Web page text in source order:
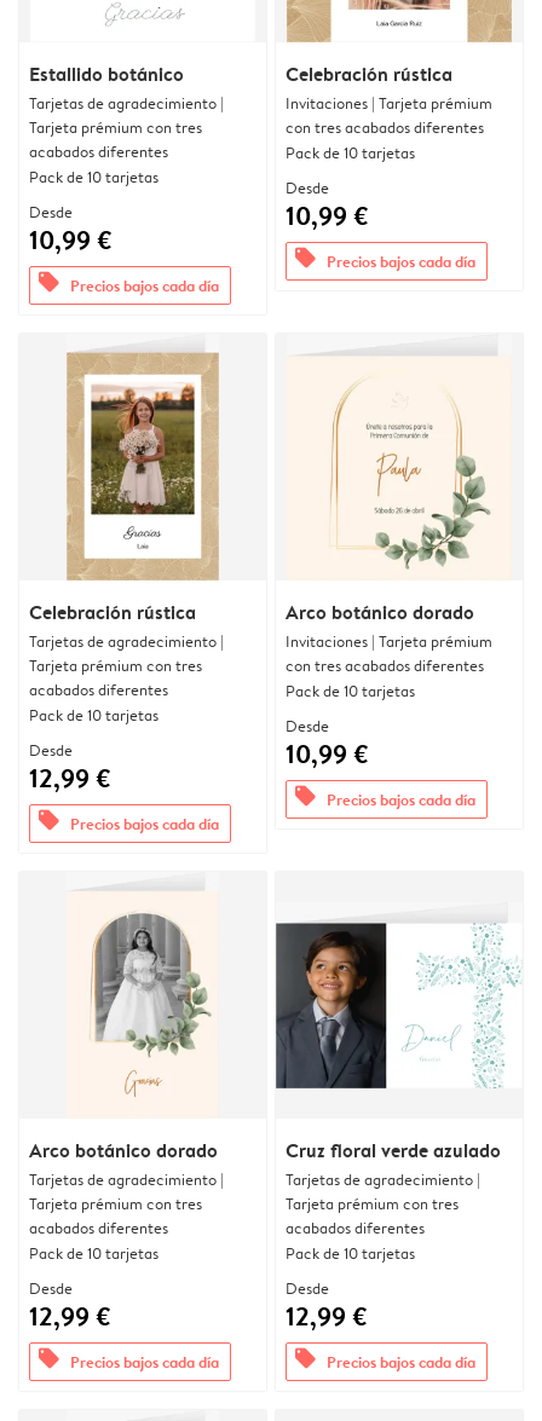
Estallido botánico
Tarjetas de agradecimiento |
Tarjeta prémium con tres
acabados diferentes
Pack de 10 tarjetas
Desde
10,99 €
offers Precios bajos cada día
Celebración rústica
Invitaciones | Tarjeta prémium
con tres acabados diferentes
Pack de 10 tarjetas
Desde
10,99 €
offers Precios bajos cada día
Celebración rústica
Tarjetas de agradecimiento |
Tarjeta prémium con tres
acabados diferentes
Pack de 10 tarjetas
Desde
12,99 €
offers Precios bajos cada día
Arco botánico dorado
Invitaciones | Tarjeta prémium
con tres acabados diferentes
Pack de 10 tarjetas
Desde
10,99 €
offers Precios bajos cada día
Arco botánico dorado
Tarjetas de agradecimiento |
Tarjeta prémium con tres
acabados diferentes
Pack de 10 tarjetas
Desde
12,99 €
offers Precios bajos cada día
Cruz floral verde azulado
Tarjetas de agradecimiento |
Tarjeta prémium con tres
acabados diferentes
Pack de 10 tarjetas
Desde
12,99 €
offers Precios bajos cada día